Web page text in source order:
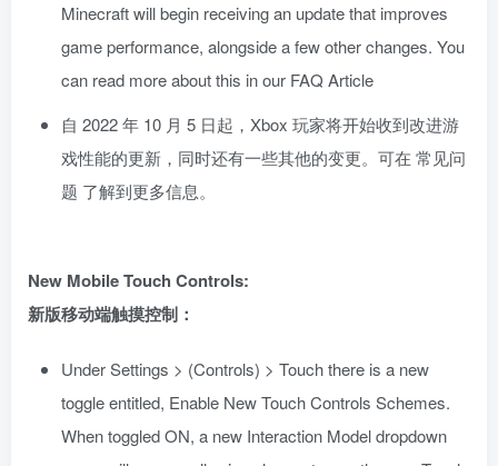
Minecraft will begin receiving an update that improves
game performance, alongside a few other changes. You
can read more about this in our FAQ Article
自 2022 年 10 月 5 日起，Xbox 玩家将开始收到改进游
戏性能的更新，同时还有一些其他的变更。可在 常见问
题 了解到更多信息。
New Mobile Touch Controls:
新版移动端触摸控制：
Under Settings > (Controls) > Touch there is a new
toggle entitled, Enable New Touch Controls Schemes.
When toggled ON, a new Interaction Model dropdown